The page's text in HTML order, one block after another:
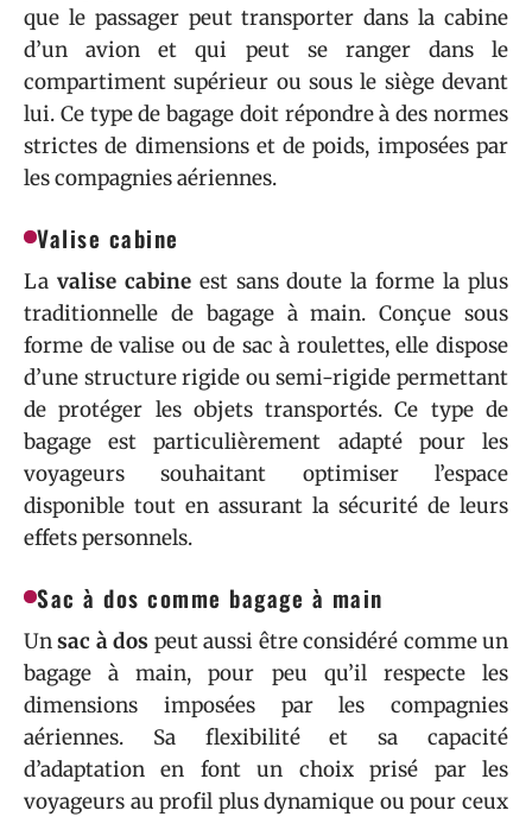
que le passager peut transporter dans la cabine
d’un avion et qui peut se ranger dans le
compartiment supérieur ou sous le siège devant
lui. Ce type de bagage doit répondre à des normes
strictes de dimensions et de poids, imposées par
les compagnies aériennes.
Valise cabine
La valise cabineest sans doute la forme la plus
traditionnelle de bagage à main. Conçue sous
forme de valise ou de sac à roulettes, elle dispose
d’une structure rigide ou semi-rigide permettant
de protéger les objets transportés. Ce type de
bagage est particulièrement adapté pour les
voyageurs souhaitant optimiser l’espace
disponible tout en assurant la sécurité de leurs
effets personnels.
Sac à dos comme bagage à main
Unsac à dos peut aussi être considéré comme un
bagage à main, pour peu qu’il respecte les
dimensions imposées par les compagnies
aériennes. Sa flexibilité et sa capacité
d’adaptation en font un choix prisé par les
voyageurs au profil plus dynamique ou pour ceux